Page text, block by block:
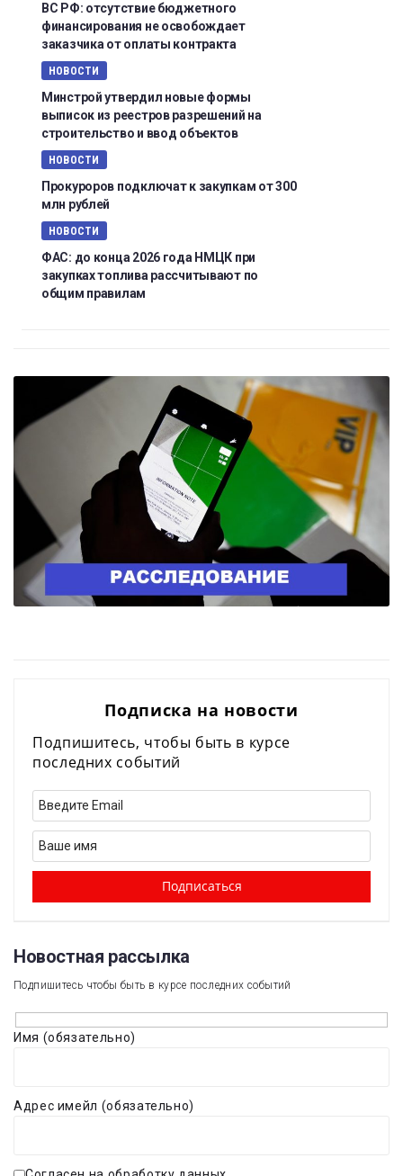
ВС РФ: отсутствие бюджетного
финансирования не освобождает
заказчика от оплаты контракта
НОВОСТИ
Минстрой утвердил новые формы
выписок из реестров разрешений на
строительство и ввод объектов
НОВОСТИ
Прокуроров подключат к закупкам от 300
млн рублей
НОВОСТИ
ФАС: до конца 2026 года НМЦК при
закупках топлива рассчитывают по
общим правилам
Подписка на новости
Подпишитесь, чтобы быть в курсе
последних событий
Новостная рассылка​
Подпишитесь чтобы быть в курсе последних событий
Имя (обязательно)
Адрес имейл (обязательно)